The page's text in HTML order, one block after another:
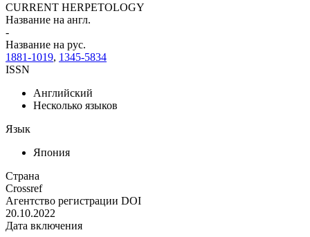
CURRENT HERPETOLOGY
Название на англ.
-
Название на рус.
1881-1019, 1345-5834
ISSN
Английский
Несколько языков
Язык
Япония
Страна
Crossref
Агентство регистрации DOI
20.10.2022
Дата включения